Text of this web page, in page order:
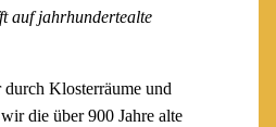
auf jahrhundertealte
Klosterräume und
die über 900 Jahre alte